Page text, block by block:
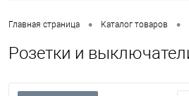
Главная страница • Каталог товаров •
Розетки и